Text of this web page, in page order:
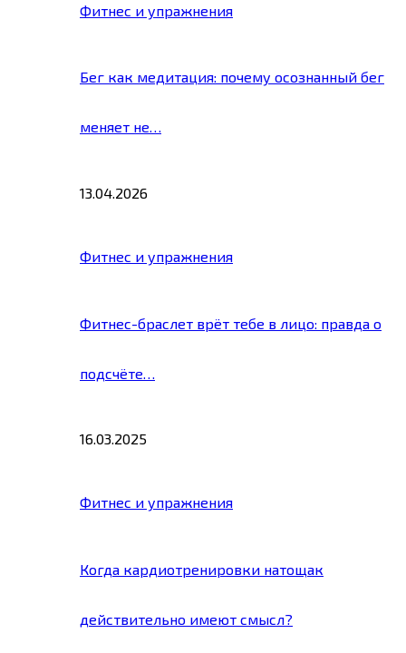
Фитнес и упражнения
Бег как медитация: почему осознанный бег
меняет не…
13.04.2026
Фитнес и упражнения
Фитнес-браслет врёт тебе в лицо: правда о
подсчёте…
16.03.2025
Фитнес и упражнения
Когда кардиотренировки натощак
действительно имеют смысл?